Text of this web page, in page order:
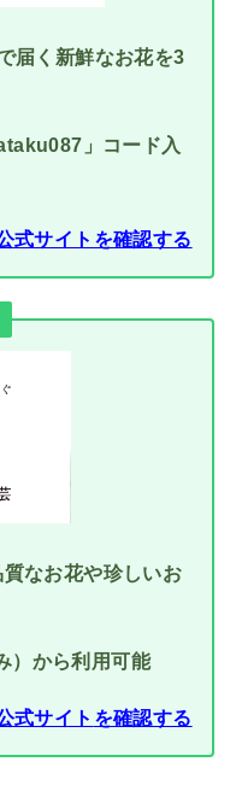
届く新鮮なお花を3
」コード入
式サイトを確認する
なお花や珍しいお
）から利用可能
式サイト を確認する